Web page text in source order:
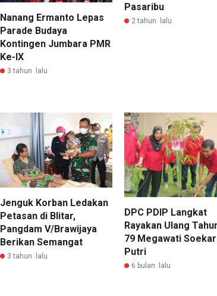
Nanang Ermanto Lepas
Parade Budaya
Kontingen Jumbara PMR
Ke-IX
3 tahun lalu
Pasaribu
2 tahun lalu
Jenguk Korban Ledakan
Petasan di Blitar,
Pangdam V/Brawijaya
Berikan Semangat
3 tahun lalu
DPC PDIP Langkat
Rayakan Ulang
79 Megawati
Putri
6 bulan lalu